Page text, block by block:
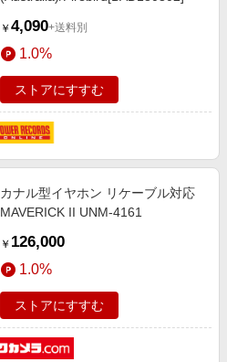
￥ 4,090+送料別
1.0%
ストアにすすむ
カナル型イヤホン リケーブル対応
MAVERICK II UNM-4161
￥ 126,000
1.0%
ストアにすすむ